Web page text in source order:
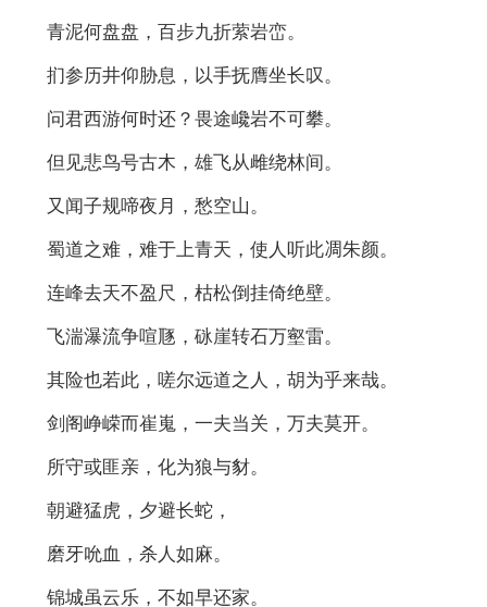
青泥何盘盘，百步九折萦岩峦。
扪参历井仰胁息，以手抚膺坐长叹。
问君西游何时还？畏途巉岩不可攀。
但见悲鸟号古木，雄飞从雌绕林间。
又闻子规啼夜月，愁空山。
蜀道之难，难于上青天，使人听此凋朱颜。
连峰去天不盈尺，枯松倒挂倚绝壁。
飞湍瀑流争喧豗，砯崖转石万壑雷。
其险也若此，嗟尔远道之人，胡为乎来哉。
剑阁峥嵘而崔嵬，一夫当关，万夫莫开。
所守或匪亲，化为狼与豺。
朝避猛虎，夕避长蛇，
磨牙吮血，杀人如麻。
锦城虽云乐，不如早还家。